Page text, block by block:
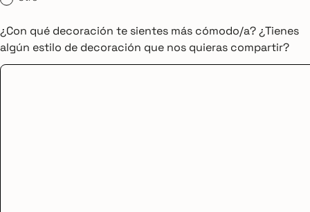
¿Con qué decoración te sientes más cómodo/a? ¿Tienes
algún estilo de decoración que nos quieras compartir?